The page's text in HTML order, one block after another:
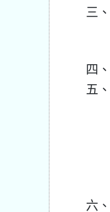
三、
四、
五、
六、